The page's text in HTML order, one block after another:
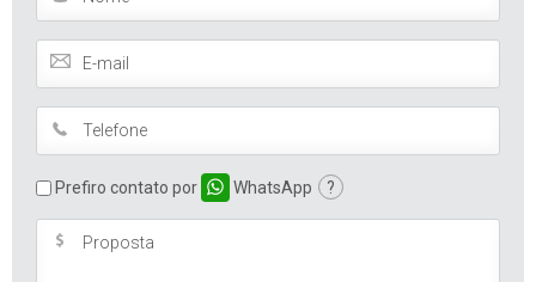
Prefiro contato por WhatsApp ?